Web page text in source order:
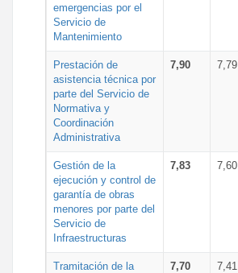
emergencias por el
Servicio de
Mantenimiento
Prestación de
asistencia técnica por
parte del Servicio de
Normativa y
Coordinación
Administrativa
7,90 7,79
Gestión de la
ejecución y control de
garantía de obras
menores por parte del
Servicio de
Infraestructuras
7,83 7,60
Tramitación de la
7,70 7,41